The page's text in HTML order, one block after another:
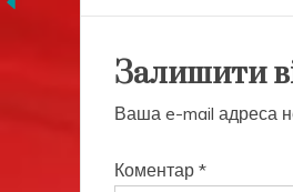
Залишити
Ваша e-mail адреса
Коментар *